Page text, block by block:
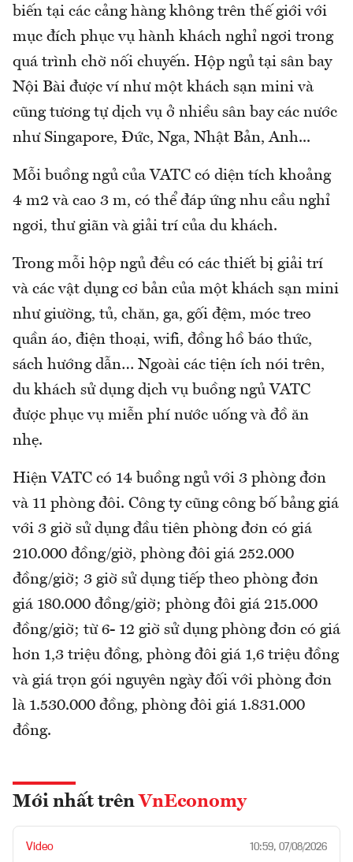
biến tại các cảng hàng không trên thế giới với
mục đích phục vụ hành khách nghỉ ngơi trong
quá trình chờ nối chuyến. Hộp ngủ tại sân bay
Nội Bài được ví như một khách sạn mini và
cũng tương tự dịch vụ ở nhiều sân bay các nước
như Singapore, Đức, Nga, Nhật Bản, Anh...
Mỗi buồng ngủ của VATC có diện tích khoảng
4 m2 và cao 3 m, có thể đáp ứng nhu cầu nghỉ
ngơi, thư giãn và giải trí của du khách.
Trong mỗi hộp ngủ đều có các thiết bị giải trí
và các vật dụng cơ bản của một khách sạn mini
như giường, tủ, chăn, ga, gối đệm, móc treo
quần áo, điện thoại, wifi, đồng hồ báo thức,
sách hướng dẫn… Ngoài các tiện ích nói trên,
du khách sử dụng dịch vụ buồng ngủ VATC
được phục vụ miễn phí nước uống và đồ ăn
nhẹ.
Hiện VATC có 14 buồng ngủ với 3 phòng đơn
và 11 phòng đôi. Công ty cũng công bố bảng giá
với 3 giờ sử dụng đầu tiên phòng đơn có giá
210.000 đồng/giờ, phòng đôi giá 252.000
đồng/giờ; 3 giờ sử dụng tiếp theo phòng đơn
giá 180.000 đồng/giờ; phòng đôi giá 215.000
đồng/giờ; từ 6- 12 giờ sử dụng phòng đơn có giá
hơn 1,3 triệu đồng, phòng đôi giá 1,6 triệu đồng
và giá trọn gói nguyên ngày đối với phòng đơn
là 1.530.000 đồng, phòng đôi giá 1.831.000
đồng.
Mới nhất trên VnEconomy
Video 10:59, 07/08/2026